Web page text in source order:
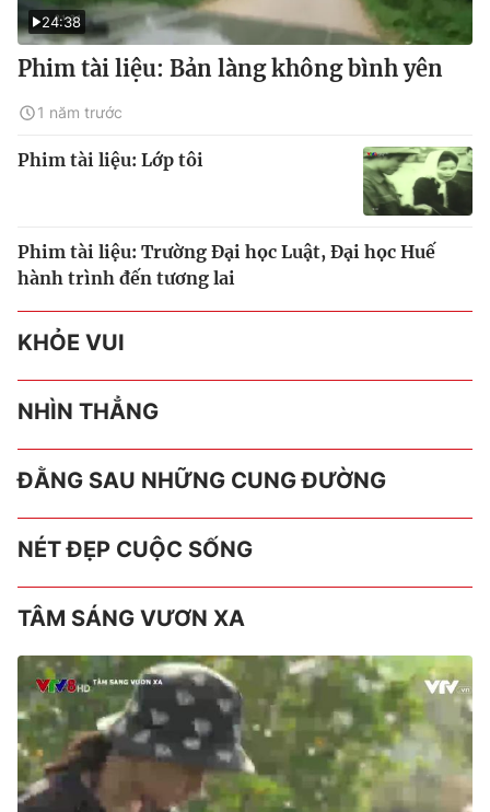
24:38
Phim tài liệu: Bản làng không bình yên
1 năm trước
Phim tài liệu: Lớp tôi
Phim tài liệu: Trường Đại học Luật, Đại học Huế
hành trình đến tương lai
KHỎE VUI
NHÌN THẲNG
ĐẰNG SAU NHỮNG CUNG ĐƯỜNG
NÉT ĐẸP CUỘC SỐNG
TÂM SÁNG VƯƠN XA